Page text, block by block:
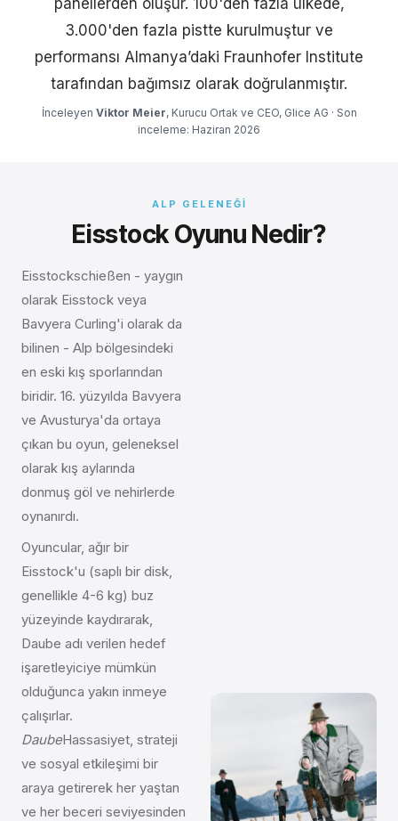
3.000'den fazla pistte kurulmuştur ve
performansı Almanya’daki Fraunhofer Institute
tarafından bağımsız olarak doğrulanmıştır.
İnceleyen Viktor Meier, Kurucu Ortak ve CEO, Glice AG · Son
inceleme: Haziran 2026
ALP GELENEĞI
Eisstock Oyunu Nedir?
Eisstockschießen - yaygın
olarak Eisstock veya
Bavyera Curling'i olarak da
bilinen - Alp bölgesindeki
en eski kış sporlarından
biridir. 16. yüzyılda Bavyera
ve Avusturya'da ortaya
çıkan bu oyun, geleneksel
olarak kış aylarında
donmuş göl ve nehirlerde
oynanırdı.
Oyuncular, ağır bir
Eisstock'u (saplı bir disk,
genellikle 4-6 kg) buz
yüzeyinde kaydırarak,
Daube adı verilen hedef
işaretleyiciye mümkün
olduğunca yakın inmeye
çalışırlar.
DaubeHassasiyet, strateji
ve sosyal etkileşimi bir
araya getirerek her yaştan
ve her beceri seviyesinden